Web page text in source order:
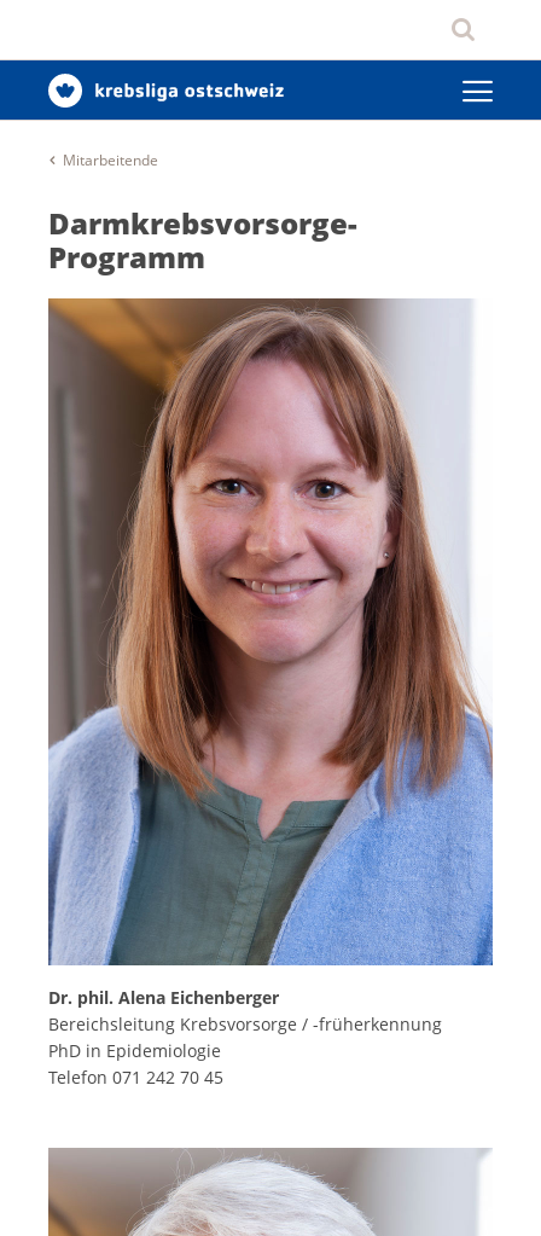
Mitarbeitende
Darmkrebsvorsorge-
Programm
Dr. phil. Alena Eichenberger
Bereichsleitung Krebsvorsorge / -früherkennung
PhD in Epidemiologie
Telefon 071 242 70 45